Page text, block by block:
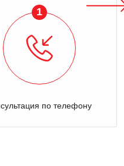
1
по телефону